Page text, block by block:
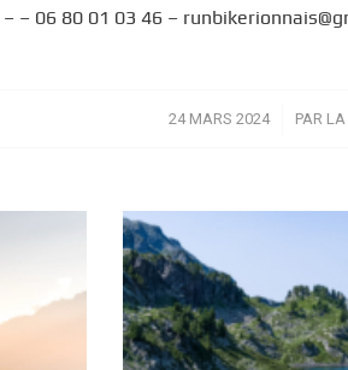
– 06 80 01 03 46 –
24 MARS 2024
/ PAR LA